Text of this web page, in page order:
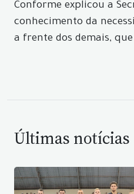
Conforme explicou a
conhecimento da
a frente dos demais,
Últimas notícias